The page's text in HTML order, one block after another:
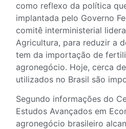
como reflexo da política
implantada pelo Governo
comitê interministerial
Agricultura, para reduzir a
tem da importação de
agronegócio. Hoje, cerca
utilizados no Brasil são
Segundo informações do
Estudos Avançados em
agronegócio brasileiro